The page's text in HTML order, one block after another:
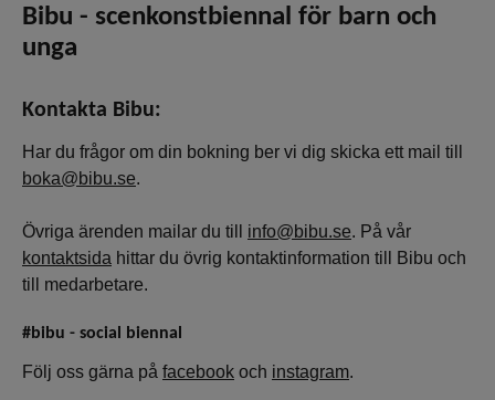
Bibu - scenkonstbiennal för barn och
unga
Kontakta Bibu:
Har du frågor om din bokning ber vi dig skicka ett mail till
boka@bibu.se.
Övriga ärenden mailar du till info@bibu.se. På vår
kontaktsida hittar du övrig kontaktinformation till Bibu och
till medarbetare.
#bibu - social biennal
Följ oss gärna på facebook och instagram.